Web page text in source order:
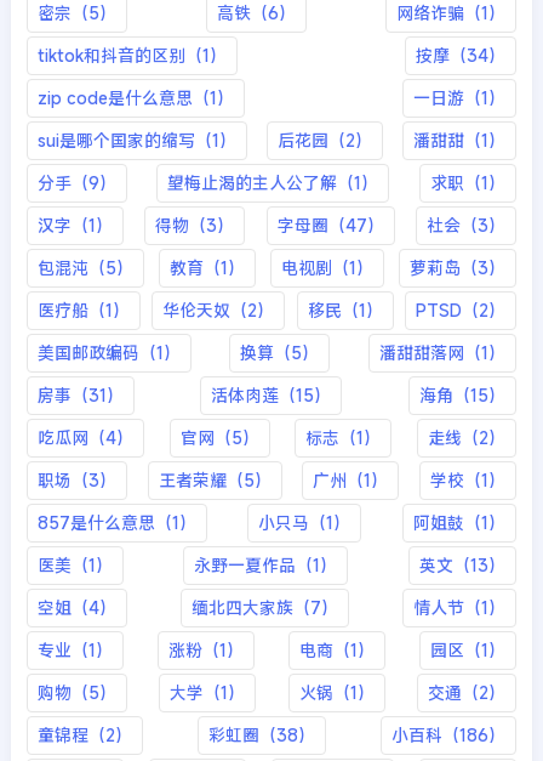
密宗（5）
高铁（6）
网络诈骗（1）
tiktok和抖音的区别（1）
按摩（34）
zip code是什么意思（1）
一日游（1）
sui是哪个国家的缩写（1）
后花园（2）
潘甜甜（1）
分手（9）
望梅止渴的主人公了解（1）
求职（1）
汉字（1）
得物（3） 字母圈（47）
社会（3）
包混沌（5）
教育（1） 电视剧（1）
萝莉岛（3）
医疗船（1）
华伦天奴（2） 移民（1）
PTSD（2）
美国邮政编码（1）
换算（5）
潘甜甜落网（1）
房事（31）
活体肉莲（15）
海角（15）
吃瓜网（4）
官网（5） 标志（1）
走线（2）
职场（3）
王者荣耀（5） 广州（1）
学校（1）
857是什么意思（1）
小只马（1）
阿姐鼓（1）
医美（1）
永野一夏作品（1）
英文（13）
空姐（4）
缅北四大家族（7）
情人节（1）
专业（1）
涨粉（1） 电商（1）
园区（1）
购物（5）
大学（1） 火锅（1）
交通（2）
童锦程（2）
彩虹圈（38）
小百科（186）